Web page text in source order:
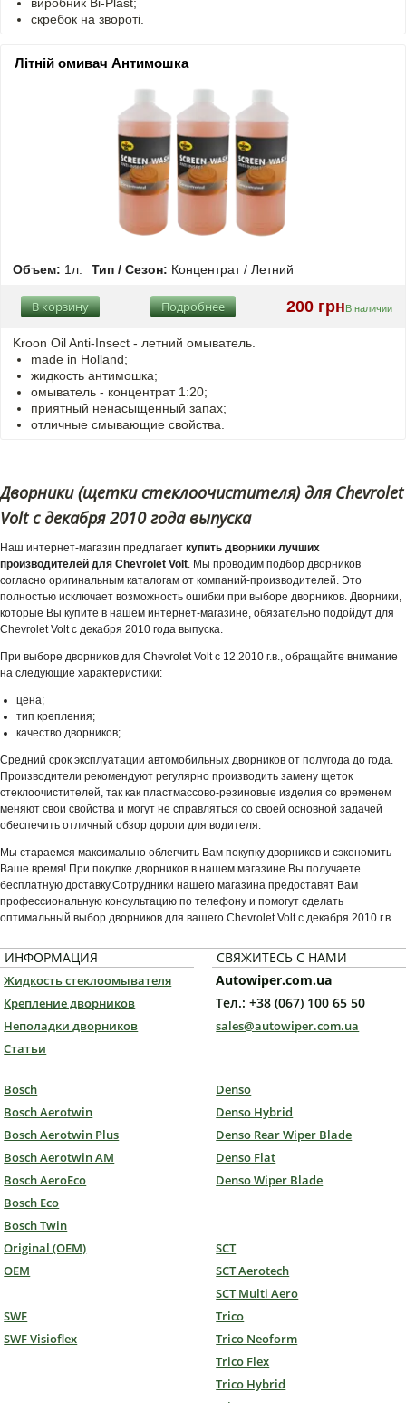
виробник Bi-Plast;
скребок на звороті.
Літній омивач Антимошка
Объем: 1л. Тип / Сезон: Концентрат / Летний
200 грн В наличии
Подробнее
В корзину
Kroon Oil Anti-Insect - летний омыватель.
made in Holland;
жидкость антимошка;
омыватель - концентрат 1:20;
приятный ненасыщенный запах;
отличные смывающие свойства.
Дворники (щетки стеклоочистителя) для Chevrolet
Volt с декабря 2010 года выпуска
Наш интернет-магазин предлагает купить дворники лучших
производителей для Chevrolet Volt. Мы проводим подбор дворников
согласно оригинальным каталогам от компаний-производителей. Это
полностью исключает возможность ошибки при выборе дворников. Дворники,
которые Вы купите в нашем интернет-магазине, обязательно подойдут для
Chevrolet Volt с декабря 2010 года выпуска.
При выборе дворников для Chevrolet Volt с 12.2010 г.в., обращайте внимание
на следующие характеристики:
цена;
тип крепления;
качество дворников;
Средний срок эксплуатации автомобильных дворников от полугода до года.
Производители рекомендуют регулярно производить замену щеток
стеклоочистителей, так как пластмассово-резиновые изделия со временем
меняют свои свойства и могут не справляться со своей основной задачей
обеспечить отличный обзор дороги для водителя.
Мы стараемся максимально облегчить Вам покупку дворников и сэкономить
Ваше время! При покупке дворников в нашем магазине Вы получаете
бесплатную доставку.Сотрудники нашего магазина предоставят Вам
профессиональную консультацию по телефону и помогут сделать
оптимальный выбор дворников для вашего Chevrolet Volt с декабря 2010 г.в.
ИНФОРМАЦИЯ
Жидкость стеклоомывателя
Крепление дворников
Неполадки дворников
Статьи
СВЯЖИТЕСЬ С НАМИ
Autowiper.com.ua
Тел.: +38 (067) 100 65 50
sales@autowiper.com.ua
Bosch
Bosch Aerotwin
Bosch Aerotwin Plus
Bosch Aerotwin AM
Bosch AeroEco
Bosch Eco
Bosch Twin
Denso
Denso Hybrid
Denso Rear Wiper Blade
Denso Flat
Denso Wiper Blade
Original (OEM)
OEM
SCT
SCT Aerotech
SCT Multi Aero
SWF
SWF Visioflex
Trico
Trico Neoform
Trico Flex
Trico Hybrid